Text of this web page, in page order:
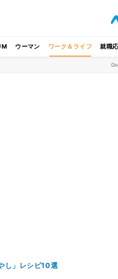
ウーマン ワーク＆ライフ 就職
し」レシピ10選